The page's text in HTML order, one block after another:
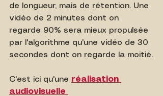
de longueur, mais de rétention. Une
vidéo de 2 minutes dont on
regarde 90% sera mieux propulsée
par l'algorithme qu'une vidéo de 30
secondes dont on regarde la moitié.
C'est ici qu'une réalisation
audiovisuelle